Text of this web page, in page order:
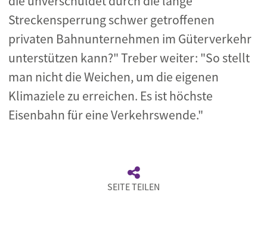
Streckensperrung schwer getroffenen
privaten Bahnunternehmen im Güterverkehr
unterstützen kann?" Treber weiter: "So stellt
man nicht die Weichen, um die eigenen
Klimaziele zu erreichen. Es ist höchste
Eisenbahn für eine Verkehrswende."
SEITE TEILEN